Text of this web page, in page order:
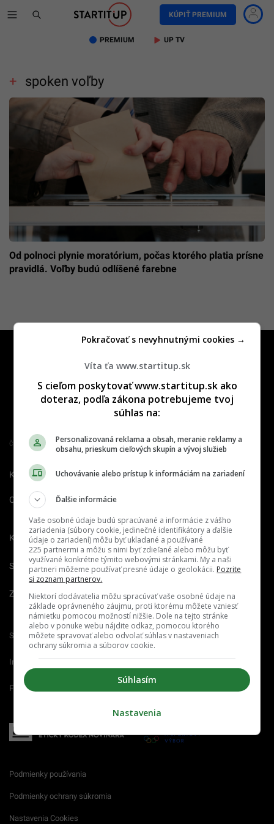
KÚPIŤ PREMIUM
PREMIUM UP TV
spoken voľby
Od polnoci plynie moratórium, počas ktorého platia prísne
pravidlá. Voľby budú odlíšené farebne
Člen združenia IAB Slovakia
Kontakt Inzercia Cenník
O nás Redakcia
Kariéra
Spravovať notifikácie
Zrušiť predplatné
Startitup.sk Fontech.sk Odzadu.sk
Interez.sk Emefka.sk Receptik.sk
Femm.sk
Podmienky používania
Podmienky ochrany súkromia
Nastavenia Cookies
Víta ťa www.startitup.sk
S cieľom poskytovať www.startitup.sk ako
doteraz, podľa zákona potrebujeme tvoj
súhlas na:
Personalizovaná reklama a obsah, meranie reklamy a
obsahu, prieskum cieľových skupín a vývoj služieb
Uchovávanie alebo prístup k informáciám na zariadení
Ďalšie informácie
Vaše osobné údaje budú spracúvané a informácie z vášho
zariadenia (súbory cookie, jedinečné identifikátory a ďalšie
údaje o zariadení) môžu byť ukladané a používané
225 partnermi a môžu s nimi byť zdieľané alebo môžu byť
využívané konkrétne týmito webovými stránkami. My a naši
partneri môžeme používať presné údaje o geolokácii. Pozrite
si zoznam partnerov.
Niektorí dodávatelia môžu spracúvať vaše osobné údaje na
základe oprávneného záujmu, proti ktorému môžete vzniesť
námietku pomocou možností nižšie. Dole na tejto stránke
alebo v ponuke webu nájdite odkaz, pomocou ktorého
môžete spravovať alebo odvolať súhlas v nastaveniach
ochrany súkromia a súborov cookie.
Súhlasím
Pokračovať s nevyhnutnými cookies →
Nastavenia